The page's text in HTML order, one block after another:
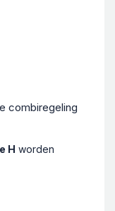
combiregeling
H worden